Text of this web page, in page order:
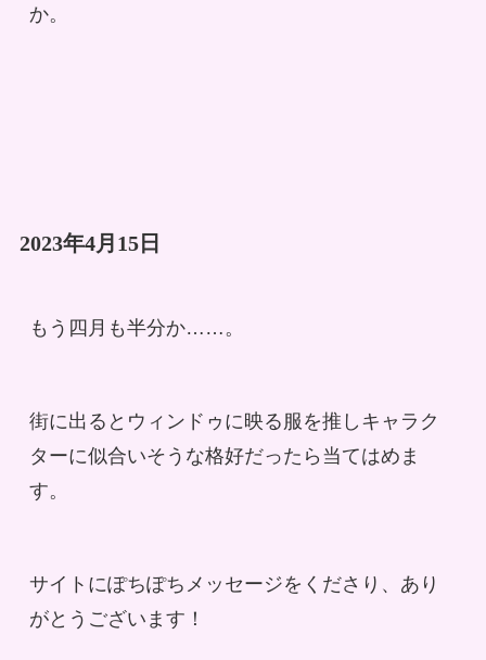
か。
2023年4月15日
もう四月も半分か……。
街に出るとウィンドゥに映る服を推しキャラク
ターに似合いそうな格好だったら当てはめま
す。
サイトにぽちぽちメッセージをくださり、あり
がとうございます！